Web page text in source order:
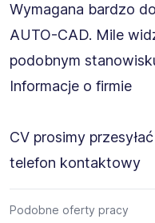
Wymagana bardzo
AUTO-CAD. Mile
podobnym
Informacje o firmie
CV prosimy
telefon kontaktowy
Podobne oferty pracy